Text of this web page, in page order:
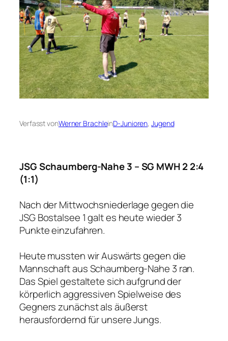
Verfasst vonWerner BrachleinD-Junioren, Jugend
JSG Schaumberg-Nahe 3 – SG MWH 2 2:4
(1:1)
Nach der Mittwochsniederlage gegen die
JSG Bostalsee 1 galt es heute wieder 3
Punkte einzufahren.
Heute mussten wir Auswärts gegen die
Mannschaft aus Schaumberg-Nahe 3 ran.
Das Spiel gestaltete sich aufgrund der
körperlich aggressiven Spielweise des
Gegners zunächst als äußerst
herausfordernd für unsere Jungs.